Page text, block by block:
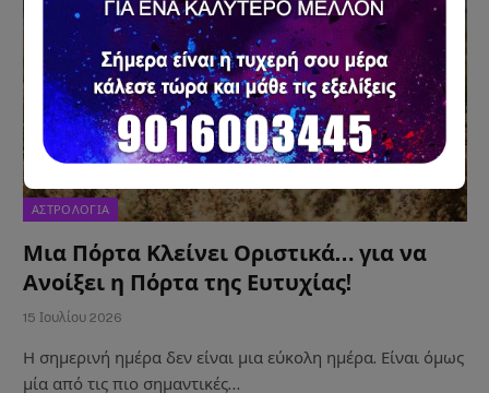
ΑΣΤΡΟΛΟΓΙΑ
Μια Πόρτα Κλείνει Οριστικά… για να
Ανοίξει η Πόρτα της Ευτυχίας!
15 Ιουλίου 2026
Η σημερινή ημέρα δεν είναι μια εύκολη ημέρα. Είναι όμως
μία από τις πιο σημαντικές…